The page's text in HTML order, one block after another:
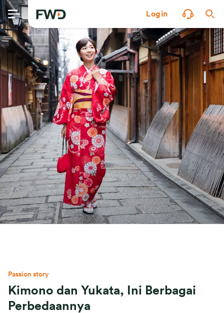
Login
Passion story
Kimono dan Yukata, Ini Berbagai
Perbedaannya